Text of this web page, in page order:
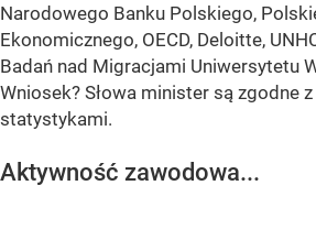
Narodowego Banku Polskiego,
Ekonomicznego, OECD, Deloitte,
Badań nad Migracjami Uniwersytetu
Wniosek? Słowa minister są zgodne
statystykami.
Aktywność zawodowa...